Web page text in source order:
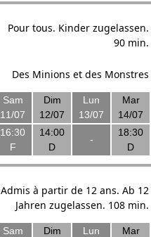
Pour tous. Kinder zugelassen.
90 min.
Des Minions et des Monstres
Sam
11/07
Dim
12/07
Lun
13/07
Mar
14/07
16:30
F
14:00
D
-
18:30
D
Admis à partir de 12 ans. Ab 12
Jahren zugelassen. 108 min.
Sam
Dim
Lun
Mar